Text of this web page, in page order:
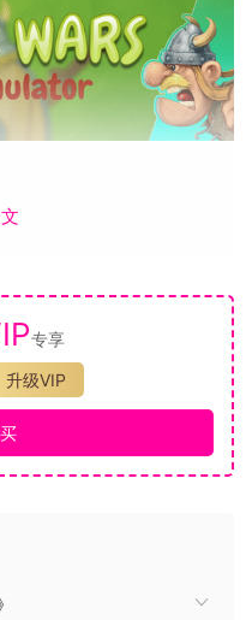
通风格的人物
物理系统
署你的军队，规划你的行
势，赢得战争！
大的将军又近了一步。将
专享
升级VIP